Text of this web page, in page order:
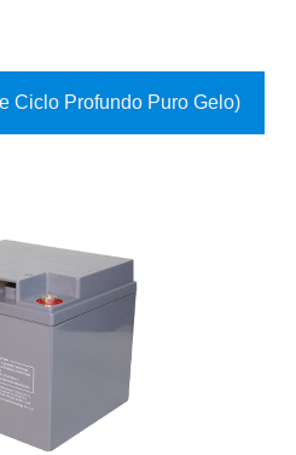
Ciclo Profundo Puro Gelo)